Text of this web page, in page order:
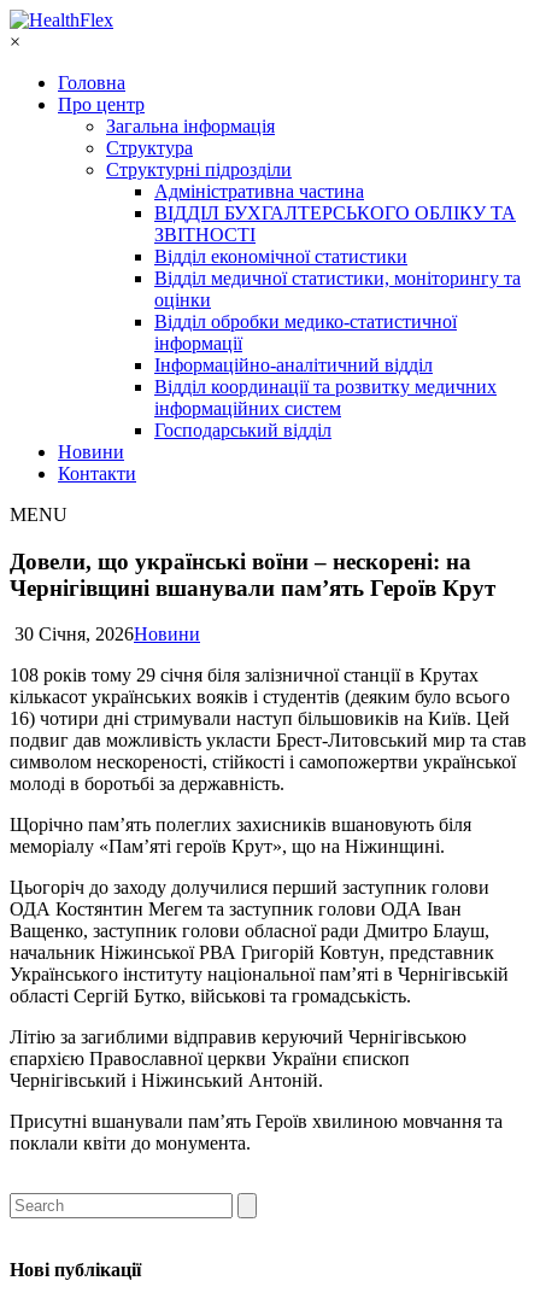
×
Головна
Про центр
Загальна інформація
Структура
Структурні підрозділи
Адміністративна частина
ВІДДІЛ БУХГАЛТЕРСЬКОГО ОБЛІКУ ТА
ЗВІТНОСТІ
Відділ економічної статистики
Відділ медичної статистики, моніторингу та
оцінки
Відділ обробки медико-статистичної
інформації
Інформаційно-аналітичний відділ
Відділ координації та розвитку медичних
інформаційних систем
Господарський відділ
Новини
Контакти
MENU
Довели, що українські воїни – нескорені: на
Чернігівщині вшанували пам’ять Героїв Крут
30 Січня, 2026Новини
108 років тому 29 січня біля залізничної станції в Крутах
кількасот українських вояків і студентів (деяким було всього
16) чотири дні стримували наступ більшовиків на Київ. Цей
подвиг дав можливість укласти Брест-Литовський мир та став
символом нескореності, стійкості і самопожертви української
молоді в боротьбі за державність.
Щорічно пам’ять полеглих захисників вшановують біля
меморіалу «Пам’яті героїв Крут», що на Ніжинщині.
Цьогоріч до заходу долучилися перший заступник голови
ОДА Костянтин Мегем та заступник голови ОДА Іван
Ващенко, заступник голови обласної ради Дмитро Блауш,
начальник Ніжинської РВА Григорій Ковтун, представник
Українського інституту національної пам’яті в Чернігівській
області Сергій Бутко, військові та громадськість.
Літію за загиблими відправив керуючий Чернігівською
єпархією Православної церкви України єпископ
Чернігівський і Ніжинський Антоній.
Присутні вшанували пам’ять Героїв хвилиною мовчання та
поклали квіти до монумента.
Нові публікації